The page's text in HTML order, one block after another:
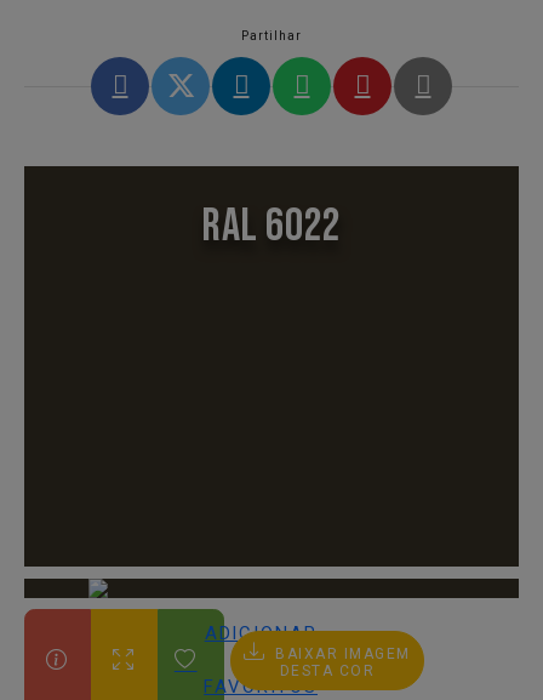
Partilhar
RAL 6022
ADICIONAR
AOS
FAVORITOS
BAIXAR IMAGEM
DESTA COR